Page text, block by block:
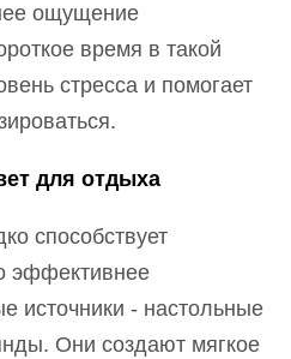
ощущение
время в такой
стресса и помогает
для отдыха
способствует
эффективнее
источники - настольные
Они создают мягкое